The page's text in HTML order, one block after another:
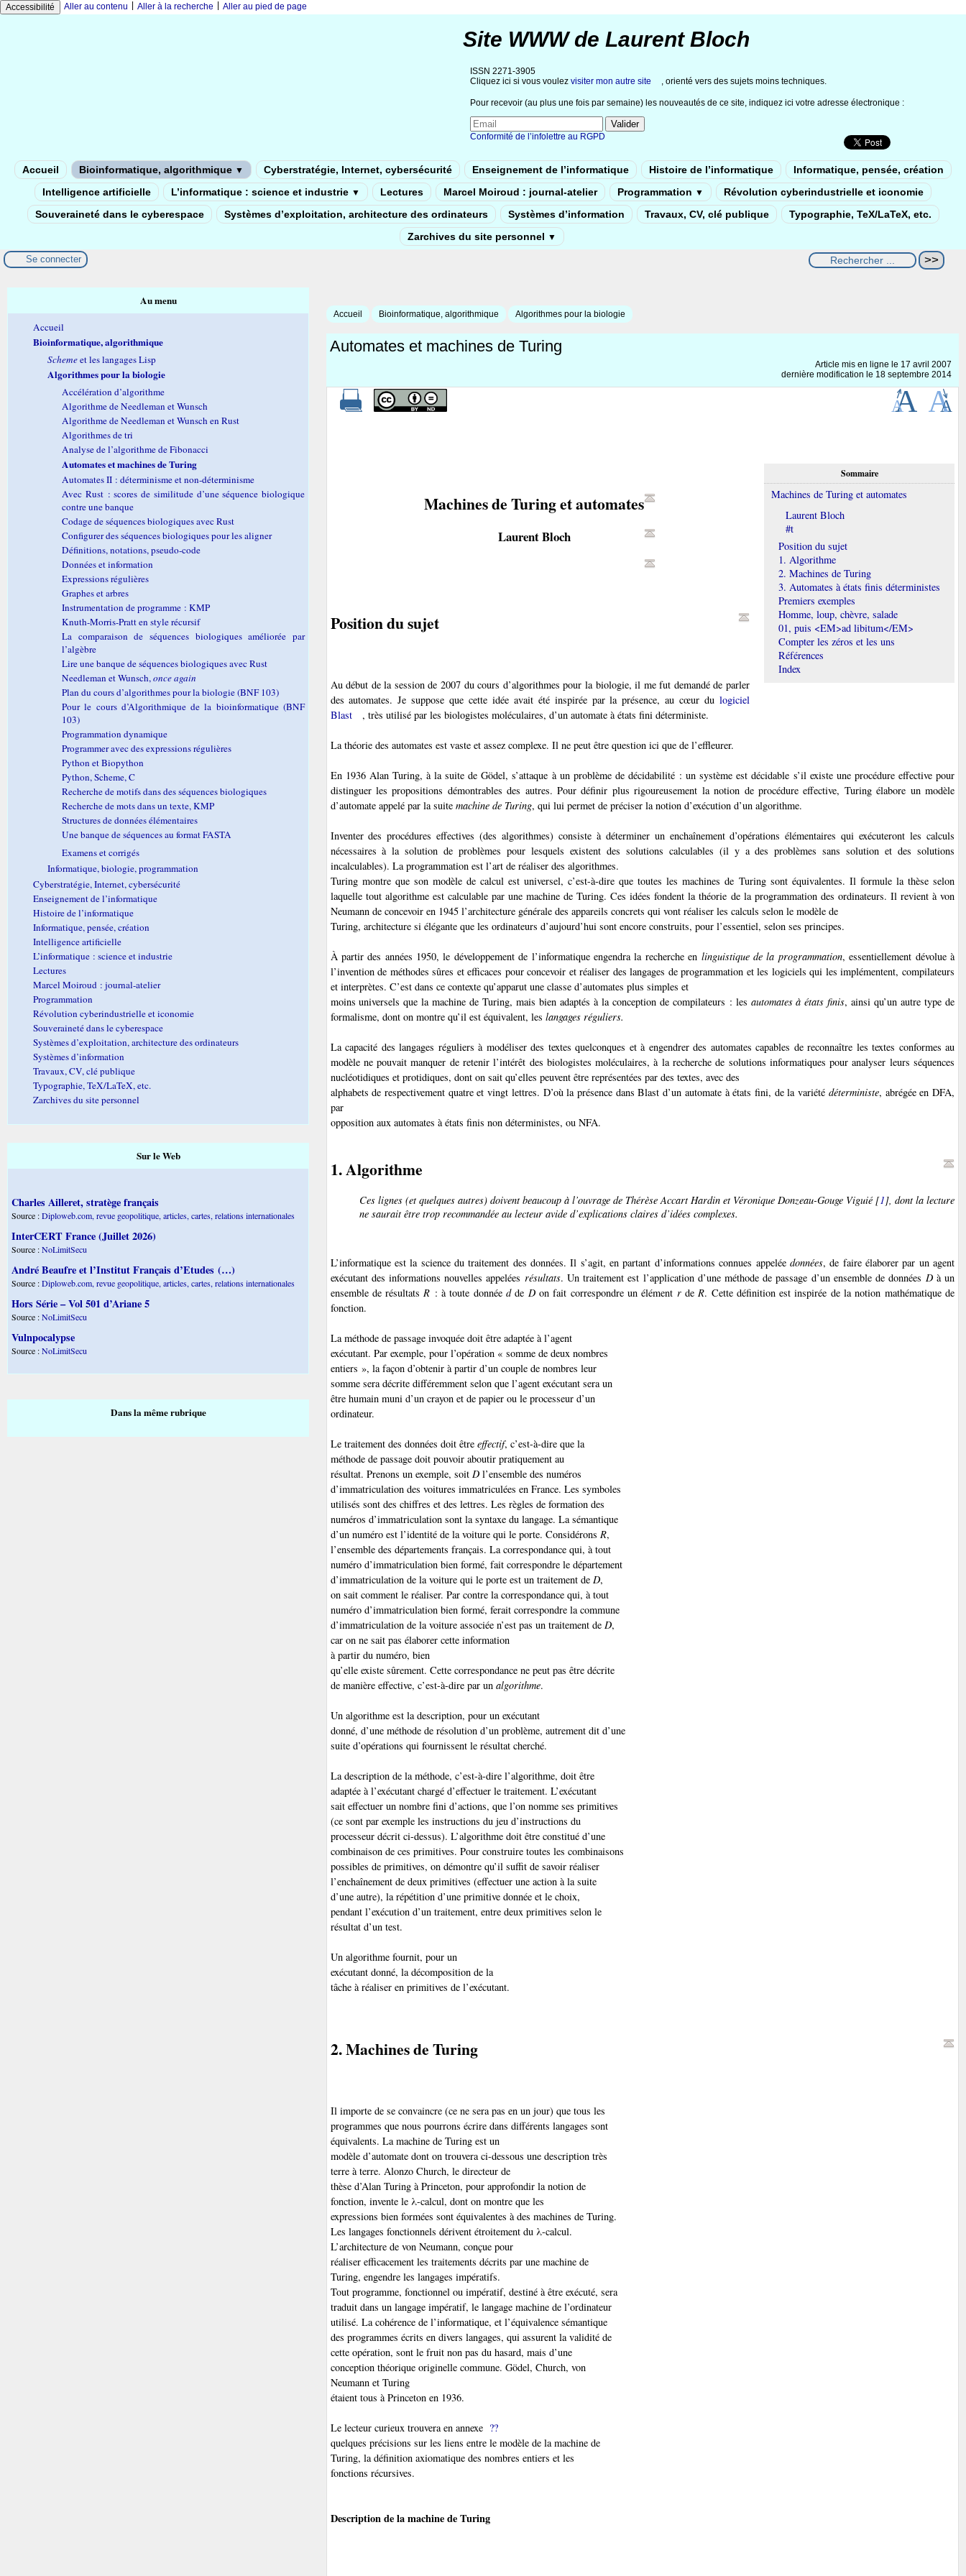
Accessibilité Aller au contenu Aller à la recherche Aller au pied de page
Site WWW de Laurent Bloch
ISSN 2271-3905
Cliquez ici si vous voulez visiter mon autre site , orienté vers des sujets moins techniques.
Pour recevoir (au plus une fois par semaine) les nouveautés de ce site, indiquez ici votre adresse électronique :
Conformité de l’infolettre au RGPD
Accueil Bioinformatique, algorithmique ▼ Cyberstratégie, Internet, cybersécurité Enseignement de l’informatique Histoire de l’informatique
Informatique, pensée, création
Intelligence artificielle
L’informatique : science et industrie ▼ Lectures Marcel Moiroud : journal-atelier Programmation ▼
Révolution cyberindustrielle et iconomie
Souveraineté dans le cyberespace
Systèmes d’exploitation, architecture des ordinateurs Systèmes d’information Travaux, CV, clé publique
Typographie, TeX/LaTeX, etc.
Zarchives du site personnel ▼
Se connecter
Accueil Bioinformatique, algorithmique Algorithmes pour la biologie
Automates et machines de Turing
Article mis en ligne le 17 avril 2007
dernière modification le 18 septembre 2014
Sommaire
Machines de Turing et automates
Laurent Bloch
#t
Position du sujet
1. Algorithme
2. Machines de Turing
3. Automates à états finis déterministes
Premiers exemples
Homme, loup, chèvre, salade
01, puis <EM>ad libitum</EM>
Compter les zéros et les uns
Références
Index
Machines de Turing et automates
Laurent Bloch
Position du sujet
Au début de la session de 2007 du cours d’algorithmes pour la biologie, il me fut demandé de parler
des automates. Je suppose que cette idée avait été inspirée par la présence, au cœur du logiciel
Blast
, très utilisé par les biologistes moléculaires, d’un automate à états fini déterministe.
La théorie des automates est vaste et assez complexe. Il ne peut être question ici que de l’effleurer.
En 1936 Alan Turing, à la suite de Gödel, s’attaque à un problème de décidabilité : un système est décidable s’il existe une procédure effective pour
distinguer les propositions démontrables des autres. Pour définir plus rigoureusement la notion de procédure effective, Turing élabore un modèle
d’automate appelé par la suite machine de Turing, qui lui permet de préciser la notion d’exécution d’un algorithme.
Inventer des procédures effectives (des algorithmes) consiste à déterminer un enchaînement d’opérations élémentaires qui exécuteront les calculs
nécessaires à la solution de problèmes pour lesquels existent des solutions calculables (il y a des problèmes sans solution et des solutions
incalculables). La programmation est l’art de réaliser des algorithmes.
Turingmontre que son modèle de calcul est universel, c’est-à-dire que toutes les machines de Turing sont équivalentes. Il formule la thèse selon
laquelle tout algorithmeest calculable par une machine de Turing. Ces idées fondent la théorie de la programmation des ordinateurs. Il revient à von
Neumannde concevoir en 1945 l’architecture générale des appareils concrets qui vont réaliser les calculs selon le modèle de
Turing, architecture si élégante que les ordinateurs d’aujourd’hui sont encore construits, pour l’essentiel, selon ses principes.
À partir des années 1950, le développement de l’informatique engendra la recherche en linguistique de la programmation, essentiellement dévolue à
l’invention de méthodes sûres et efficaces pour concevoir et réaliser des langages de programmation et les logiciels qui les implémentent, compilateurs
et interprètes. C’est dans ce contexte qu’apparut une classe d’automates plus simples et
moins universels que la machine de Turing, mais bien adaptés à la conception de compilateurs : les automates à états finis, ainsi qu’un autre type de
formalisme, dont on montre qu’il est équivalent, les langages réguliers.
La capacité des langages réguliers à modéliser des textes quelconques et à engendrer des automates capables de reconnaître les textes conformes au
modèle ne pouvait manquer de retenir l’intérêt des biologistes moléculaires, à la recherche de solutions informatiques pour analyser leurs séquences
nucléotidiques et protidiques, dont on sait qu’elles peuvent être représentées par des textes, avec des
alphabets de respectivement quatre et vingt lettres. D’où la présence dans Blast d’un automate à états fini, de la variété déterministe, abrégée en DFA,
par
opposition aux automates à états finis non déterministes, ou NFA.
1. Algorithme
Ces lignes (et quelques autres) doivent beaucoup à l’ouvrage de Thérèse Accart Hardin et Véronique Donzeau-Gouge Viguié [1], dont la lecture
ne saurait être trop recommandée au lecteur avide d’explications claires d’idées complexes.
L’informatique est la science du traitement des données. Il s’agit, en partant d’informations connues appelée données, de faire élaborer par un agent
exécutant des informations nouvelles appelées résultats. Un traitement est l’application d’une méthode de passage d’un ensemble de données Dà un
ensemble de résultatsR : à toute donnéedde Don fait correspondre un élément rdeR. Cette définition est inspirée de la notion mathématique de
fonction.
La méthode de passage invoquée doit être adaptée à l’agent
exécutant. Par exemple, pour l’opération « somme de deux nombres
entiers », la façon d’obtenir à partir d’un couple de nombres leur
somme sera décrite différemment selon que l’agent exécutant sera un
être humain muni d’un crayon et de papier ou le processeur d’un
ordinateur.
Le traitement des données doit être effectif, c’est-à-dire que la
méthode de passage doit pouvoir aboutir pratiquement au
résultat. Prenons un exemple, soit Dl’ensemble des numéros
d’immatriculation des voitures immatriculées en France. Les symboles
utilisés sont des chiffres et des lettres. Les règles de formation des
numéros d’immatriculation sont la syntaxe du langage. La sémantique
d’un numéro est l’identité de la voiture qui le porte. Considérons R,
l’ensemble des départements français. La correspondance qui, à tout
numéro d’immatriculation bien formé, fait correspondre le département
d’immatriculation de la voiture qui le porte est un traitement de D,
on sait comment le réaliser. Par contre la correspondance qui, à tout
numéro d’immatriculation bien formé, ferait correspondre la commune
d’immatriculation de la voiture associée n’est pas un traitement de D,
car on ne sait pas élaborer cette information
à partir du numéro, bien
qu’elle existe sûrement. Cette correspondance ne peut pas être décrite
de manière effective, c’est-à-dire par un algorithme.
Un algorithmeest la description, pour un exécutant
donné, d’une méthode de résolution d’un problème, autrement dit d’une
suite d’opérations qui fournissent le résultat cherché.
La description de la méthode, c’est-à-dire l’algorithme, doit être
adaptée à l’exécutant chargé d’effectuer le traitement. L’exécutant
sait effectuer un nombre fini d’actions, que l’on nomme ses primitives
(ce sont par exemple les instructions du jeu d’instructions du
processeur décrit ci-dessus). L’algorithme doit être constitué d’une
combinaison de ces primitives. Pour construire toutes les combinaisons
possibles de primitives, on démontre qu’il suffit de savoir réaliser
l’enchaînement de deux primitives (effectuer une action à la suite
d’une autre), la répétition d’une primitive donnée et le choix,
pendant l’exécution d’un traitement, entre deux primitives selon le
résultat d’un test.
Un algorithmefournit, pour un
exécutant donné, la décomposition de la
tâche à réaliser en primitives de l’exécutant.
2. Machines de Turing
Il importe de se convaincre (ce ne sera pas en un jour) que tous les
programmes que nous pourrons écrire dans différents langages sont
équivalents. La machine de Turingest un
modèle d’automate dont on trouvera ci-dessous une description très
terre à terre. Alonzo Church, le directeur de
thèse d’Alan Turing à Princeton, pour approfondir la notion de
fonction, invente le λ-calcul, dont on montre que les
expressions bien formées sont équivalentes à des machines de Turing.
Les langages fonctionnels dérivent étroitement du λ-calcul.
L’architecture de von Neumann, conçue pour
réaliser efficacement les traitements décrits par une machine de
Turing, engendre les langages impératifs.
Tout programme, fonctionnel ou impératif, destiné à être exécuté, sera
traduit dans un langage impératif, le langage machine de l’ordinateur
utilisé. La cohérence de l’informatique, et l’équivalence sémantique
des programmes écrits en divers langages, qui assurent la validité de
cette opération, sont le fruit non pas du hasard, mais d’une
conception théorique originelle commune. Gödel, Church, von
Neumannet Turing
étaient tous à Princeton en 1936.
Le lecteur curieux trouvera en annexe ??
quelques précisions sur les liens entre le modèle de la machine de
Turing, la définition axiomatique des nombres entiers et les
fonctions récursives.
Description de la machine de Turing
Au menu
Accueil
Bioinformatique, algorithmique
Schemeet les langages Lisp
Algorithmes pour la biologie
Accélération d’algorithme
Algorithme de Needleman et Wunsch
Algorithme de Needleman et Wunsch en Rust
Algorithmes de tri
Analyse de l’algorithme de Fibonacci
Automates et machines de Turing
Automates II : déterminisme et non-déterminisme
Avec Rust : scores de similitude d’une séquence biologique
contre une banque
Codage de séquences biologiques avec Rust
Configurer des séquences biologiques pour les aligner
Définitions, notations, pseudo-code
Données et information
Expressions régulières
Graphes et arbres
Instrumentation de programme : KMP
Knuth-Morris-Pratt en style récursif
La comparaison de séquences biologiques améliorée par
l’algèbre
Lire une banque de séquences biologiques avec Rust
Needleman et Wunsch,once again
Plan du cours d’algorithmes pour la biologie (BNF 103)
Pour le cours d’Algorithmique de la bioinformatique (BNF
103)
Programmation dynamique
Programmer avec des expressions régulières
Python et Biopython
Python, Scheme, C
Recherche de motifs dans des séquences biologiques
Recherche de mots dans un texte, KMP
Structures de données élémentaires
Une banque de séquences au format FASTA
Examens et corrigés
Informatique, biologie, programmation
Cyberstratégie, Internet, cybersécurité
Enseignement de l’informatique
Histoire de l’informatique
Informatique, pensée, création
Intelligence artificielle
L’informatique : science et industrie
Lectures
Marcel Moiroud : journal-atelier
Programmation
Révolution cyberindustrielle et iconomie
Souveraineté dans le cyberespace
Systèmes d’exploitation, architecture des ordinateurs
Systèmes d’information
Travaux, CV, clé publique
Typographie, TeX/LaTeX, etc.
Zarchives du site personnel
Sur le Web
Charles Ailleret, stratège français
Source :Diploweb.com, revue geopolitique, articles, cartes, relations internationales
InterCERT France (Juillet 2026)
Source :NoLimitSecu
André Beaufre et l’Institut Français d’Etudes (…)
Source :Diploweb.com, revue geopolitique, articles, cartes, relations internationales
Hors Série – Vol 501 d’Ariane 5
Source :NoLimitSecu
Vulnpocalypse
Source :NoLimitSecu
Dans la même rubrique